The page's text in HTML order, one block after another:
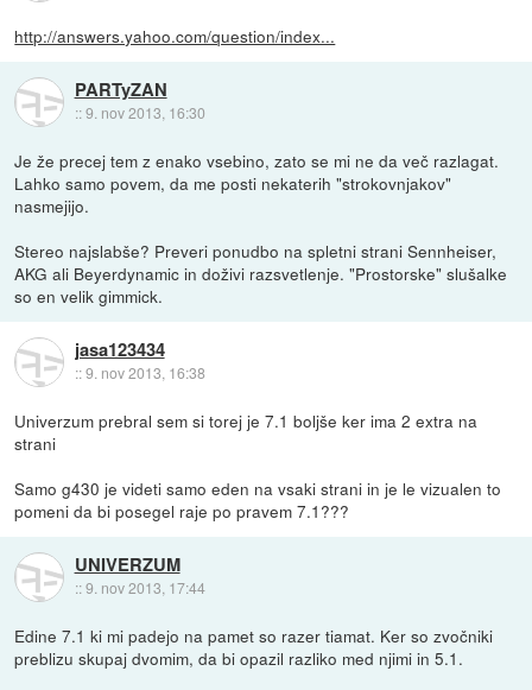
http://answers.yahoo.com/question/index...
PARTyZAN
::9. nov 2013, 16:30
Je že precej tem z enako vsebino, zato se mi ne da več razlagat.
Lahko samo povem, da me posti nekaterih "strokovnjakov"
nasmejijo.
Stereo najslabše? Preveri ponudbo na spletni strani Sennheiser,
AKG ali Beyerdynamic in doživi razsvetlenje. "Prostorske" slušalke
so en velik gimmick.
jasa123434
::9. nov 2013, 16:38
Univerzum prebral sem si torej je 7.1 boljše ker ima 2 extra na
strani
Samo g430 je videti samo eden na vsaki strani in je le vizualen to
pomeni da bi posegel raje po pravem 7.1???
UNIVERZUM
::9. nov 2013, 17:44
Edine 7.1 ki mi padejo na pamet so razer tiamat. Ker so zvočniki
preblizu skupaj dvomim, da bi opazil razliko med njimi in 5.1.